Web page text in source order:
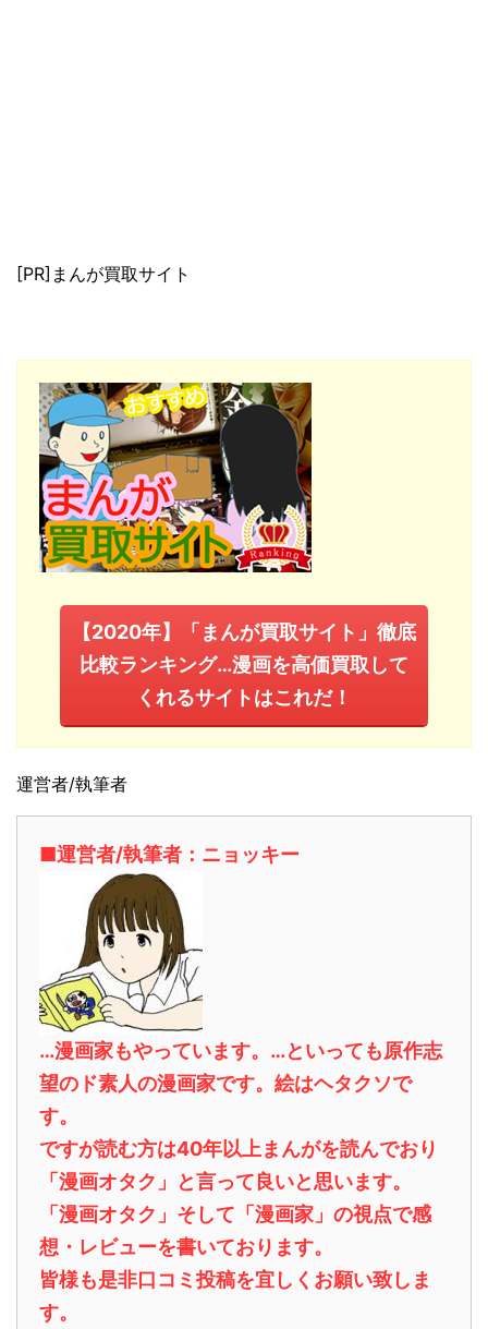
[PR]まんが買取サイト
【2020年】「まんが買取サイト」徹底
比較ランキング…漫画を高価買取して
くれるサイトはこれだ！
運営者/執筆者
■運営者/執筆者：ニョッキー
…漫画家もやっています。…といっても原作志
望のド素人の漫画家です。絵はヘタクソで
す。
ですが読む方は40年以上まんがを読んでおり
「漫画オタク」と言って良いと思います。
「漫画オタク」そして「漫画家」の視点で感
想・レビューを書いております。
皆様も是非口コミ投稿を宜しくお願い致しま
す。